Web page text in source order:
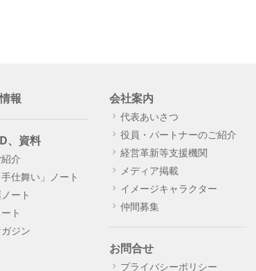
報
、資料
介
仕舞い」ノート
ート
ト
ジン
会社案内
代表あいさつ
役員・パートナーのご紹介
経営革新等支援機関
メディア掲載
イメージキャラクター
仲間募集
お問合せ
プライバシーポリシー